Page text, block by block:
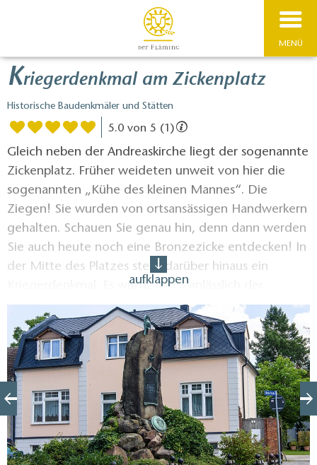
MENÜ
Kriegerdenkmal am Zickenplatz
Historische Baudenkmäler und Stätten
5.0 von 5 (1)
Gleich neben der Andreaskirche liegt der sogenannte
Zickenplatz. Früher weideten unweit von hier die
sogenannten „Kühe des kleinen Man­nes“. Die
Ziegen! Sie wurden von ortsansässigen Handwerkern
gehalten. Schauen Sie genau hin, denn dann werden
Sie auch heute noch eine Bronzezicke entdecken! In
der Mitte des Platzes steht darüber hinaus ein
Kriegerdenkmal. Es wurde 1913 anläss­lich der
Hundertjahrfeier der Schlacht bei Großbeeren
eingeweiht. Entworfen vom Teltower Bildhauer
Mattausch, be­steht das Denkmal aus Steinfindlin­gen
aus der Mark Brandenburg und dem Harz. Auf dem
größ­ten, höchsten Findling, ragt ein grie­chischer
Helm. Der Sockel des Denkmals wird von einem
runden Schild mit Medusenhaupt geziert. Dieses
Symbol ist der griechischen Mythologie entlehnt.
Das Haupt der Medusa war ein Attribut der Göttin
aufklappen